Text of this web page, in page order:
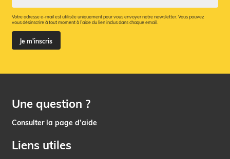
Votre adresse e-mail est utilisée uniquement pour vous envoyer notre newsletter. Vous pouvez
vous désinscrire à tout moment à l’aide du lien inclus dans chaque email.
Je m'inscris
Une question ?
Consulter la page d’aide
Liens utiles